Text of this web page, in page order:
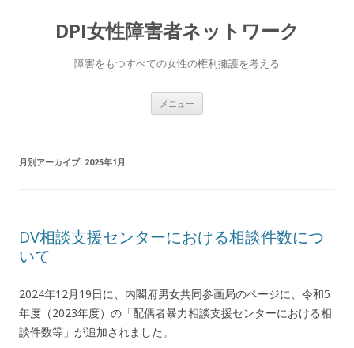
DPI女性障害者ネットワーク
障害をもつすべての女性の権利擁護を考える
メニュー
月別アーカイブ: 2025年1月
DV相談支援センターにおける相談件数につ
いて
2024年12月19日に、内閣府男女共同参画局のページに、令和5
年度（2023年度）の「配偶者暴力相談支援センターにおける相
談件数等」が追加されました。